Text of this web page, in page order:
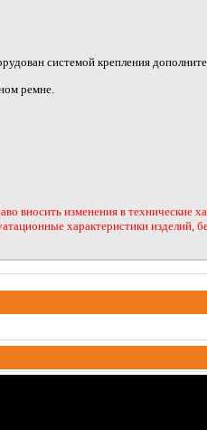
системой крепления
ремне.
вносить изменения в технические
характеристики изделий,